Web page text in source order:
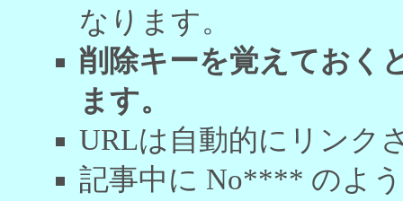
なります。
削除キーを覚えておく
ます。
URLは自動的にリンク
記事中に No**** のよ